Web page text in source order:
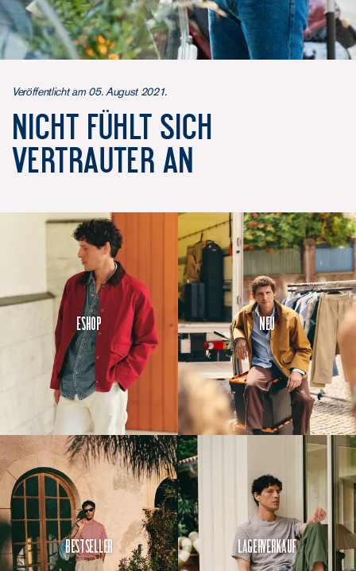
Veröffentlicht am 05. August 2021.
Nicht fühlt sich
vertrauter an
Eshop Neu
Bestseller Lagerverkauf